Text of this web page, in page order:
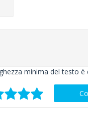
minima del testo è